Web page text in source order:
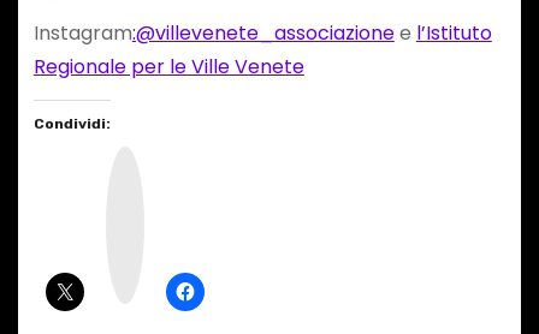
Instagram:@villevenete_associazionee l’Istituto
Regionale per le Ville Venete
Condividi: